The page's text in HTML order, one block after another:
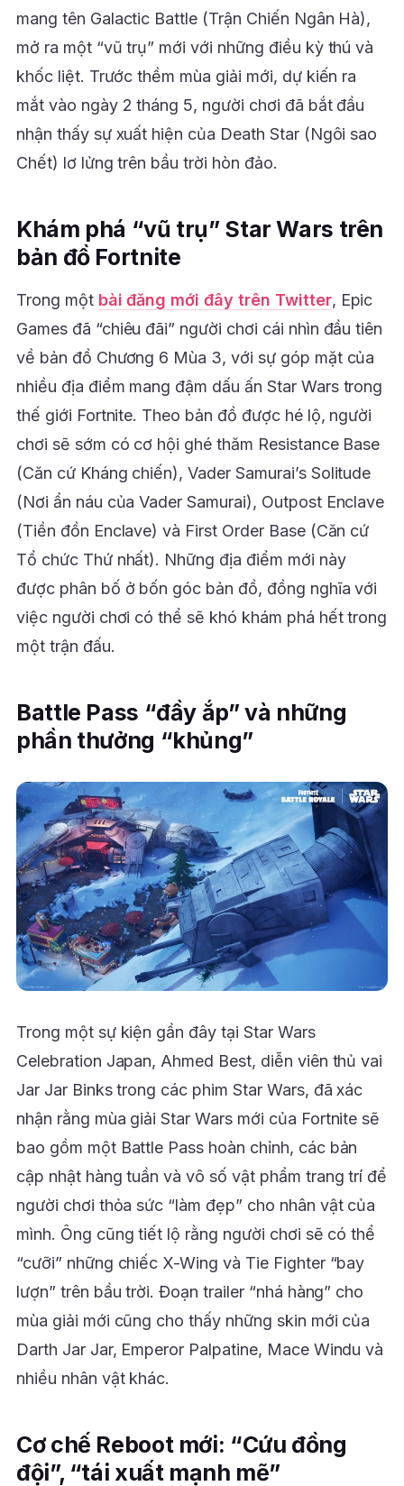
mang tên Galactic Battle (Trận Chiến Ngân Hà),
mở ra một “vũ trụ” mới với những điều kỳ thú và
khốc liệt. Trước thềm mùa giải mới, dự kiến ra
mắt vào ngày 2 tháng 5, người chơi đã bắt đầu
nhận thấy sự xuất hiện của Death Star (Ngôi sao
Chết) lơ lửng trên bầu trời hòn đảo.
Khám phá “vũ trụ” Star Wars trên
bản đồ Fortnite
Trong một bài đăng mới đây trên Twitter, Epic
Games đã “chiêu đãi” người chơi cái nhìn đầu tiên
về bản đồ Chương 6 Mùa 3, với sự góp mặt của
nhiều địa điểm mang đậm dấu ấn Star Wars trong
thế giới Fortnite. Theo bản đồ được hé lộ, người
chơi sẽ sớm có cơ hội ghé thăm Resistance Base
(Căn cứ Kháng chiến), Vader Samurai’s Solitude
(Nơi ẩn náu của Vader Samurai), Outpost Enclave
(Tiền đồn Enclave) và First Order Base (Căn cứ
Tổ chức Thứ nhất). Những địa điểm mới này
được phân bố ở bốn góc bản đồ, đồng nghĩa với
việc người chơi có thể sẽ khó khám phá hết trong
một trận đấu.
Battle Pass “đầy ắp” và những
phần thưởng “khủng”
Trong một sự kiện gần đây tại Star Wars
Celebration Japan, Ahmed Best, diễn viên thủ vai
Jar Jar Binks trong các phim Star Wars, đã xác
nhận rằng mùa giải Star Wars mới của Fortnite sẽ
bao gồm một Battle Pass hoàn chỉnh, các bản
cập nhật hàng tuần và vô số vật phẩm trang trí để
người chơi thỏa sức “làm đẹp” cho nhân vật của
mình. Ông cũng tiết lộ rằng người chơi sẽ có thể
“cưỡi” những chiếc X-Wing và Tie Fighter “bay
lượn” trên bầu trời. Đoạn trailer “nhá hàng” cho
mùa giải mới cũng cho thấy những skin mới của
Darth Jar Jar, Emperor Palpatine, Mace Windu và
nhiều nhân vật khác.
Cơ chế Reboot mới: “Cứu đồng
đội”, “tái xuất mạnh mẽ”